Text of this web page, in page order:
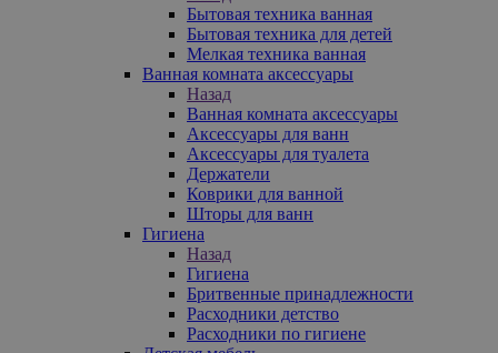
Бытовая техника ванная
Бытовая техника для детей
Мелкая техника ванная
Ванная комната аксессуары
Назад
Ванная комната аксессуары
Аксессуары для ванн
Аксессуары для туалета
Держатели
Коврики для ванной
Шторы для ванн
Гигиена
Назад
Гигиена
Бритвенные принадлежности
Расходники детство
Расходники по гигиене